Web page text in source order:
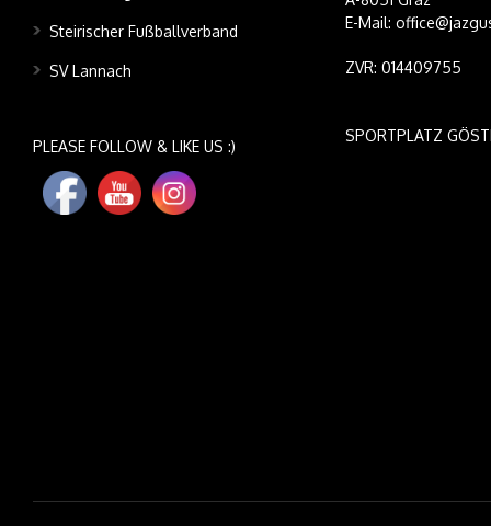
Steirischer Fußballverband
SV Lannach
PLEASE FOLLOW & LIKE US :)
E-Mail:
ZVR: 014409755
SPORTPLATZ